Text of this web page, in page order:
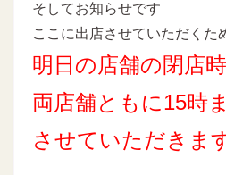
そしてお知らせです
ここに出店させていただくた
明日の店舗の閉店
両店舗ともに15時
させていただきま